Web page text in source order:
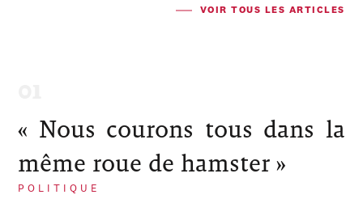
VOIR TOUS LES ARTICLES
« Nous courons tous dans la
même roue de hamster »
POLITIQUE